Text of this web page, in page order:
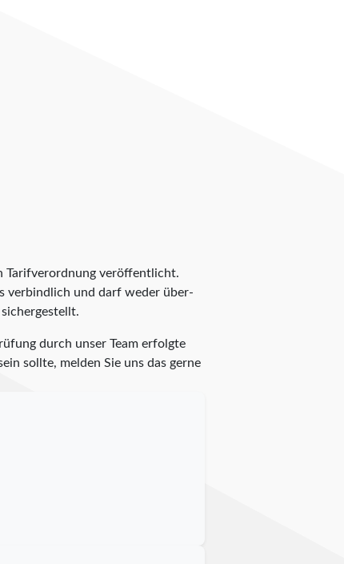
Tarifverordnung veröffentlicht.
verbindlich und darf weder über-
durch unser Team erfolgte
sollte, melden Sie uns das gerne